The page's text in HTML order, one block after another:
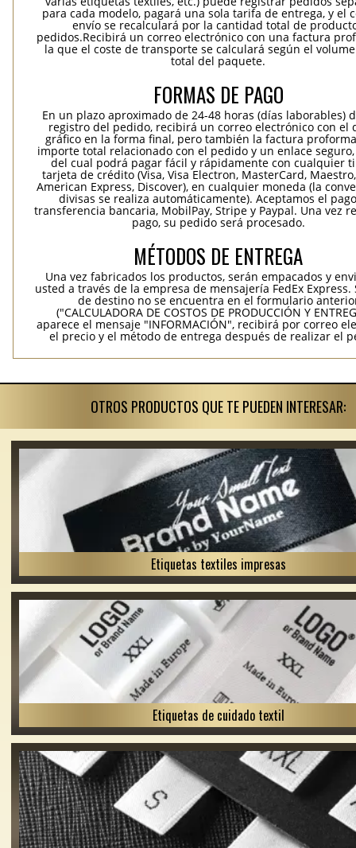
para cada modelo, pagará una sola tarifa de entrega, y el
envío se recalculará por la cantidad total de
pedidos.Recibirá un correo electrónico con una factura
la que el coste de transporte se calculará según el
total del paquete.
FORMAS DE PAGO
En un plazo aproximado de 24-48 horas (días laborables)
registro del pedido, recibirá un correo electrónico con el
gráfico en la forma final, pero también la factura
importe total relacionado con el pedido y un enlace
del cual podrá pagar fácil y rápidamente con cualquier
tarjeta de crédito (Visa, Visa Electron, MasterCard,
American Express, Discover), en cualquier moneda (la
divisas se realiza automáticamente). Aceptamos el
transferencia bancaria, MobilPay, Stripe y Paypal. Una vez
pago, su pedido será procesado.
MÉTODOS DE ENTREGA
Una vez fabricados los productos, serán empacados y
usted a través de la empresa de mensajería FedEx Express.
de destino no se encuentra en el formulario
("CALCULADORA DE COSTOS DE PRODUCCIÓN Y
aparece el mensaje "INFORMACIÓN", recibirá por correo
el precio y el método de entrega después de realizar el
OTROS PRODUCTOS QUE TE PUEDEN INTERESAR:
Etiquetas textiles impresas
Etiquetas de cuidado textil